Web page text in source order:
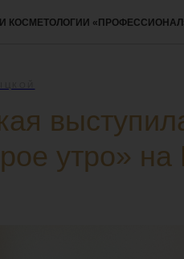
КОСМЕТОЛОГИИ
утро»